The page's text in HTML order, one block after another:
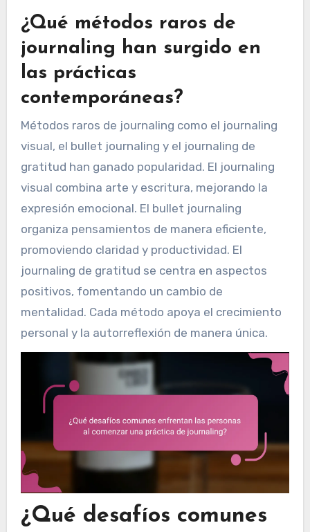
¿Qué métodos raros de
journaling han surgido en
las prácticas
contemporáneas?
Métodos raros de journaling como el journaling
visual, el bullet journaling y el journaling de
gratitud han ganado popularidad. El journaling
visual combina arte y escritura, mejorando la
expresión emocional. El bullet journaling
organiza pensamientos de manera eficiente,
promoviendo claridad y productividad. El
journaling de gratitud se centra en aspectos
positivos, fomentando un cambio de
mentalidad. Cada método apoya el crecimiento
personal y la autorreflexión de manera única.
¿Qué desafíos comunes